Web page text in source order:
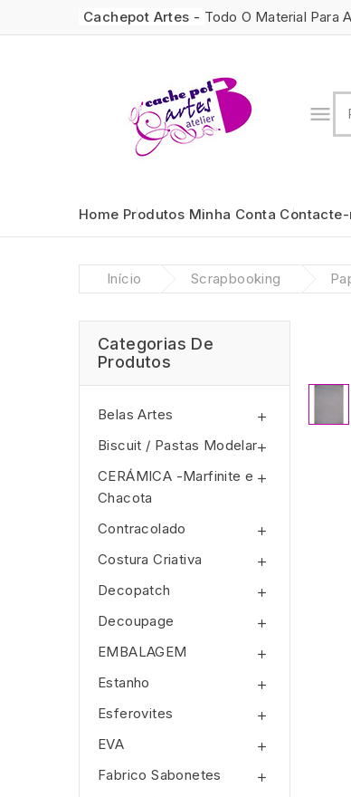
Cachepot Artes - Todo O Material Para

Home Produtos Minha Conta
Início Scrapbooking
Categorias De
Produtos
Belas Artes 
Biscuit / Pastas Modelar
CERÁMICA -Marfinite e
Chacota

Contracolado 
Costura Criativa 
Decopatch 
Decoupage 
EMBALAGEM 
Estanho 
Esferovites 
EVA 
Fabrico Sabonetes 